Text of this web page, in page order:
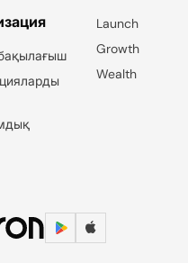
Launch
Growth
Wealth